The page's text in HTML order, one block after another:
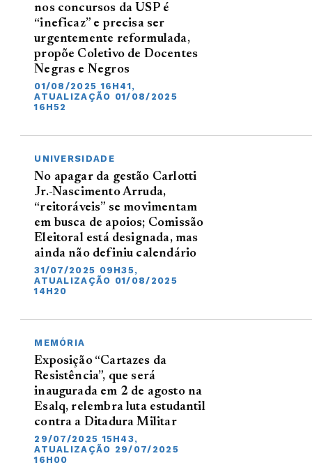
nos concursos da USP é
“ineficaz” e precisa ser
urgentemente reformulada,
propõe Coletivo de Docentes
Negras e Negros
01/08/2025 16H41,
ATUALIZAÇÃO 01/08/2025
16H52
UNIVERSIDADE
No apagar da gestão Carlotti
Jr.-Nascimento Arruda,
“reitoráveis” se movimentam
em busca de apoios; Comissão
Eleitoral está designada, mas
ainda não definiu calendário
31/07/2025 09H35,
ATUALIZAÇÃO 01/08/2025
14H20
MEMÓRIA
Exposição “Cartazes da
Resistência”, que será
inaugurada em 2 de agosto na
Esalq, relembra luta estudantil
contra a Ditadura Militar
29/07/2025 15H43,
ATUALIZAÇÃO 29/07/2025
16H00